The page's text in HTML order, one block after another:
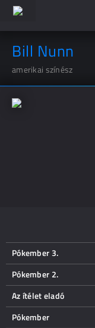
Bill Nunn
amerikai színész
Pókember 3.
Pókember 2.
Az ítélet eladó
Pókember